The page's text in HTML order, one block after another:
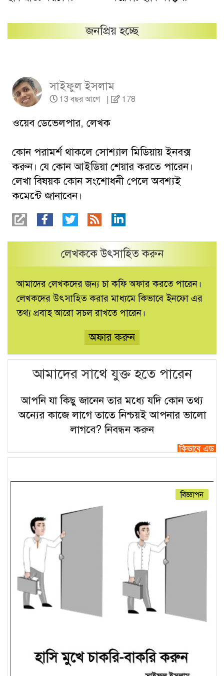
জনপ্রিয় হচ্ছে
সাইফুল ইসলাম
13 বছর আগে | 178
ওয়েব ডেভেলপার, লেখক
কোন পরামর্শ থাকলে সোশ্যাল মিডিয়ায় ইনবক্স
করুন। যে কোন আইডিয়া শেয়ার করতে পারেন।
লেখা বিষয়ক কোন সংশোধনী পেলে অবশ্যই
কমেন্টে জানাবেন।
লেখককে উৎসাহিত করুন
আমাদের লেখকদের জন্য চা কফি অফার করতে পারেন।
লেখকদের উৎসাহিত করার মাধ্যমে কিভাবে ইনফো এর
তথ্য প্রবাহ আরো সচল রাখতে পারেন।
অফার করুন
আমাদের সাথে যুক্ত হতে পারেন
আপনি যা কিছু জানেন তার মধ্যে যদি কোন তথ্য
অন্যের কাজে লাগে তাতে নিশ্চয়ই আপনার ভালো
লাগবে?নিবন্ধন করুন
বিজ্ঞাপন